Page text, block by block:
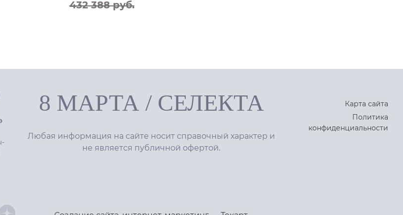
432 388 руб.
8 МАРТА/ СЕЛЕКТА
Любая информация на сайте носит справочный характер и
не является публичной офертой.
Карта сайта
Политика
конфиденциальности